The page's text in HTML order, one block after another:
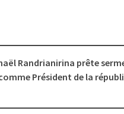
Randrianirina prête
Président de la